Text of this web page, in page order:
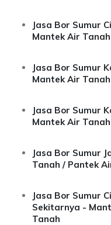
Jasa Bor Sumur
Mantek Air
Jasa Bor Sumur
Mantek Air
Jasa Bor Sumur
Mantek Air
Jasa Bor Sumur
Tanah / Pantek
Jasa Bor Sumur
Sekitarnya -
Tanah